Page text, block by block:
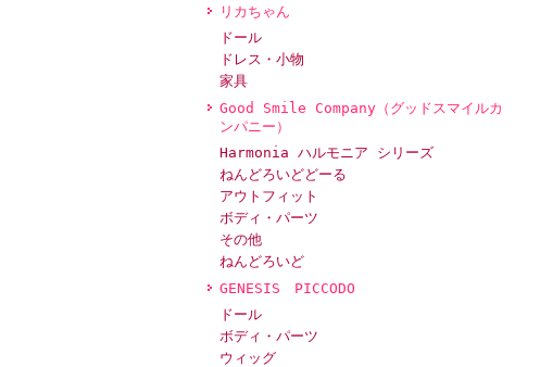
リカちゃん
ドール
ドレス・小物
家具
Good Smile Company（グッドスマイルカ
ンパニー）
Harmonia ハルモニア シリーズ
ねんどろいどどーる
アウトフィット
ボディ・パーツ
その他
ねんどろいど
GENESIS PICCODO
ドール
ボディ・パーツ
ウィッグ